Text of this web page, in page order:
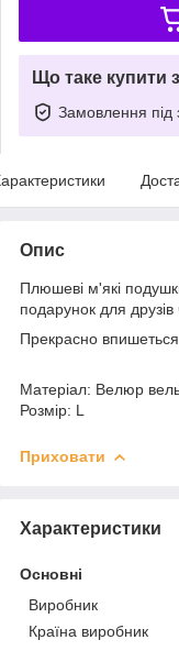
Що таке купити
Замовлення під
Опис
Плюшеві м'які
подарунок для друзів
Прекрасно впишеться
Матеріал: Велюр
Розмір: L
Приховати
Характеристики
Основні
Виробник
Країна виробник